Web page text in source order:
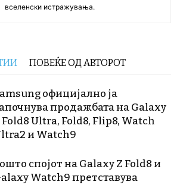
вселенски истражувања.
ПОВЕЌЕ ОД АВТОРОТ
официјално ја
продажбата на Galaxy
Fold8 Ultra, Fold8, Flip8, Watch
и Watch9
спојот на Galaxy Z Fold8 и
Watch9 претставува